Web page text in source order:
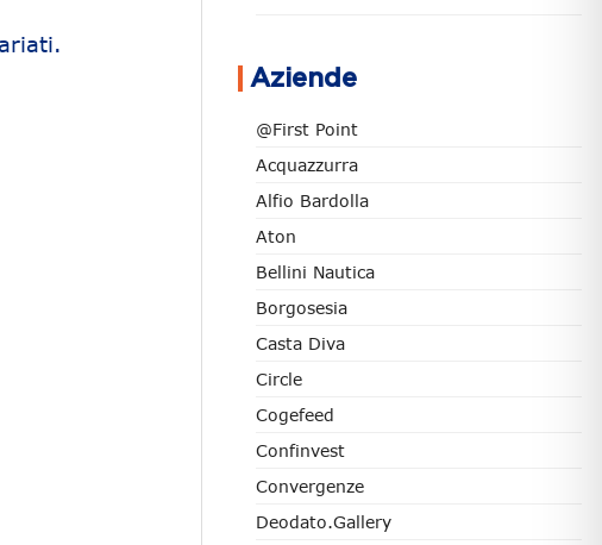
Aziende
@First Point
Acquazzurra
Alfio Bardolla
Aton
Bellini Nautica
Borgosesia
Casta Diva
Circle
Cogefeed
Confinvest
Convergenze
Deodato.Gallery